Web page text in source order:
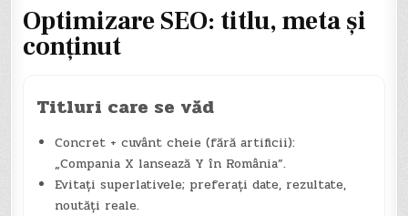
Optimizare SEO: titlu, meta și
conținut
Titluri care se văd
Concret + cuvânt cheie (fără artificii):
„Compania X lansează Y în România”.
Evitați superlativele; preferați date, rezultate,
noutăți reale.